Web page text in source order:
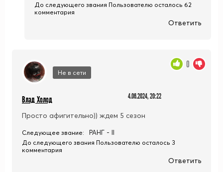
До следующего звания Пользователю осталось 62
комментария
Ответить
Не в сети
Влад Холод 4.06.2024, 20:22
Просто афигительно)) ждем 5 сезон
0
Следующее звание: РАНГ - II
До следующего звания Пользователю осталось 3
комментария
Ответить